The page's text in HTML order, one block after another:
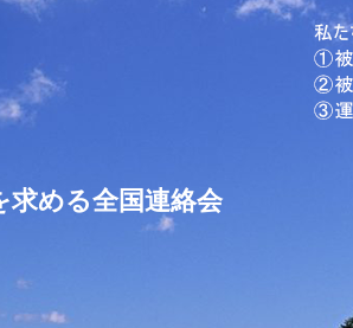
求める全国連絡会